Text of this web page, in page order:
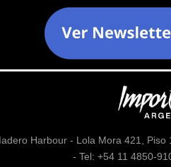
Harbour - Lola Mora 421,
- Tel: +54 11 4850-